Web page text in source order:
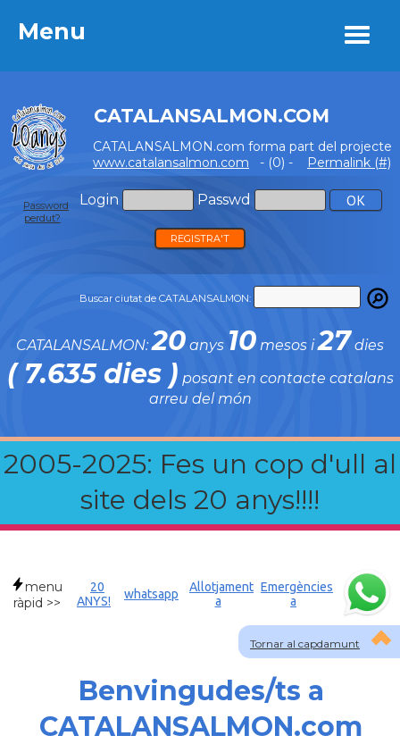
Menu
CATALANSALMON.COM
CATALANSALMON.com forma part del projecte
www.catalansalmon.com - (0) - Permalink (#)
Login Passwd
Password
perdut?
REGISTRA'T
Buscar ciutat de CATALANSALMON:
CATALANSALMON:20 anys 10 mesos i27 dies
( 7.635 dies ) posant en contacte catalans
arreu del món
2005-2025: Fes un cop d'ull al
site dels 20 anys!!!!
Menu
Tornar al capdamunt
menu
ràpid >>
20
ANYS!
whatsapp
Allotjament
a
Emergències
a
Benvingudes/ts a
CATALANSALMON.com